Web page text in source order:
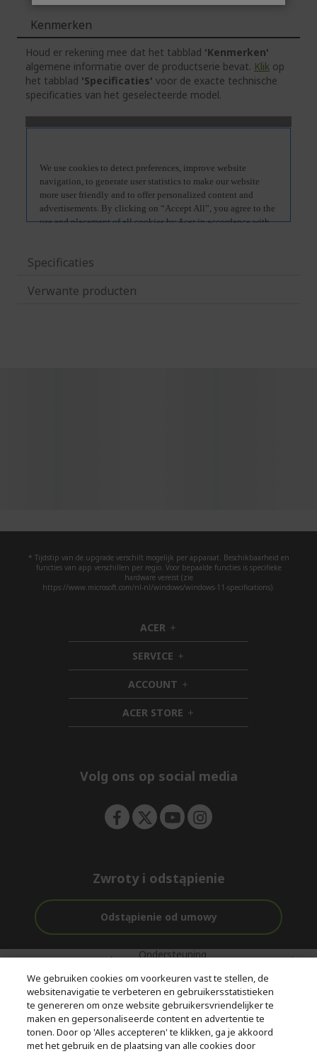
Kenmerken
Houd er rekening mee dat het tabblad 'Kenmerken'
algemene informatie over de productserie bevat. Klik op
het tabblad 'Specificaties' voor de exacte technische
specificaties van het geselecteerde model.
Specificaties
Verwante producten
* Tijdstip van de upgrade verschilt mogelijk per apparaat. Beschikbaarheid en
functies van app verschillen per regio. Voor bepaalde functies is specifieke
hardware vereist (zie
https://www.microsoft.com/nl-nl/windows/windows-11-specifications).
ACER h
i
d
d
e
n
SERVICE h
i
d
d
e
n
ACCOUNT h
i
d
d
ACER STORE h
i
e
Volg ons op social media
Zwroty i odstąpienie
Odstąpienie od umowy
Gratis
bezorging
Ondersteuning
aankoop
Met 0%
Rente
© 2026 Acer Inc.
CPYou BV is de erkende reseller van de producten en diensten die
in deze winkel worden aangeboden.
We gebruiken cookies om voorkeuren vast te stellen, de
websitenavigatie te verbeteren en gebruikersstatistieken
te genereren om onze website gebruikersvriendelijker te
maken en gepersonaliseerde content en advertentie te
tonen. Door op 'Alles accepteren' te klikken, ga je akkoord
met het gebruik en de plaatsing van alle cookies door